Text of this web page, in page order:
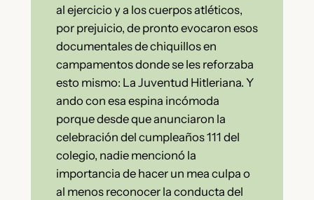
al ejercicio y a los cuerpos atléticos,
por prejuicio, de pronto evocaron esos
documentales de chiquillos en
campamentos donde se les reforzaba
esto mismo: La Juventud Hitleriana. Y
ando con esa espina incómoda
porque desde que anunciaron la
celebración del cumpleaños 111 del
colegio, nadie mencionó la
importancia de hacer un mea culpa o
al menos reconocer la conducta del